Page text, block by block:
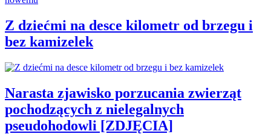
Z dziećmi na desce kilometr od brzegu i
bez kamizelek
Narasta zjawisko porzucania zwierząt
pochodzących z nielegalnych
pseudohodowli [ZDJĘCIA]